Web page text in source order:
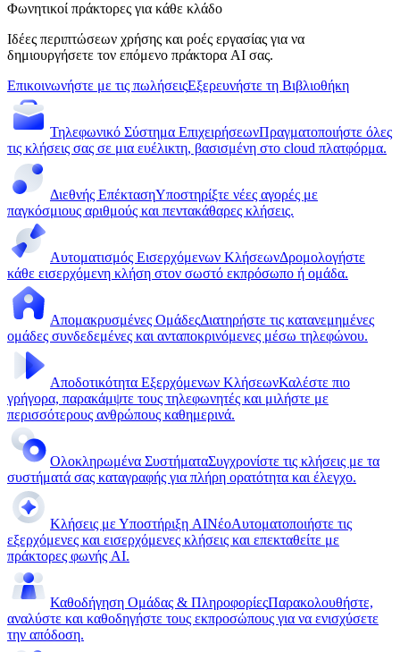
Φωνητικοί πράκτορες για κάθε κλάδο
Ιδέες περιπτώσεων χρήσης και ροές εργασίας για να
δημιουργήσετε τον επόμενο πράκτορα AI σας.
Επικοινωνήστε με τις πωλήσειςΕξερευνήστε τη Βιβλιοθήκη
Τηλεφωνικό Σύστημα ΕπιχειρήσεωνΠραγματοποιήστε όλες
τις κλήσεις σας σε μια ευέλικτη, βασισμένη στο cloud πλατφόρμα.
Διεθνής ΕπέκτασηΥποστηρίξτε νέες αγορές με
παγκόσμιους αριθμούς και πεντακάθαρες κλήσεις.
Αυτοματισμός Εισερχόμενων ΚλήσεωνΔρομολογήστε
κάθε εισερχόμενη κλήση στον σωστό εκπρόσωπο ή ομάδα.
Απομακρυσμένες ΟμάδεςΔιατηρήστε τις κατανεμημένες
ομάδες συνδεδεμένες και ανταποκρινόμενες μέσω τηλεφώνου.
Αποδοτικότητα Εξερχόμενων ΚλήσεωνΚαλέστε πιο
γρήγορα, παρακάμψτε τους τηλεφωνητές και μιλήστε με
περισσότερους ανθρώπους καθημερινά.
Ολοκληρωμένα ΣυστήματαΣυγχρονίστε τις κλήσεις με τα
συστήματά σας καταγραφής για πλήρη ορατότητα και έλεγχο.
Κλήσεις με Υποστήριξη AIΝέοΑυτοματοποιήστε τις
εξερχόμενες και εισερχόμενες κλήσεις και επεκταθείτε με
πράκτορες φωνής AI.
Καθοδήγηση Ομάδας & ΠληροφορίεςΠαρακολουθήστε,
αναλύστε και καθοδηγήστε τους εκπροσώπους για να ενισχύσετε
την απόδοση.